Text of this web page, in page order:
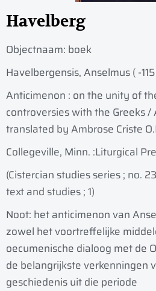
Havelberg
Objectnaam: boek
Havelbergensis, Anselmus ( -
Anticimenon : on the unity of
controversies with the Greeks /
translated by Ambrose Criste
Collegeville, Minn. :Liturgical
(Cistercian studies series ; no.
text and studies ; 1)
Noot: het anticimenon van
zowel het voortreffelijke
oecumenische dialoog met de
de belangrijkste verkenningen
geschiedenis uit die periode